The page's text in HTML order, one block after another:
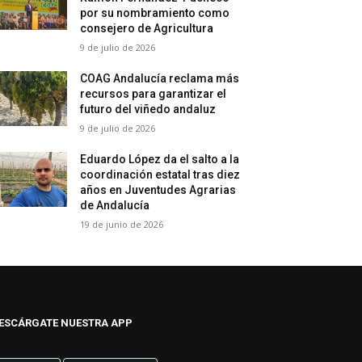
por su nombramiento como
consejero de Agricultura
9 de julio de 2026
COAG Andalucía reclama más
recursos para garantizar el
futuro del viñedo andaluz
9 de julio de 2026
Eduardo López da el salto a la
coordinación estatal tras diez
años en Juventudes Agrarias
de Andalucía
19 de junio de 2026
NUESTRA APP